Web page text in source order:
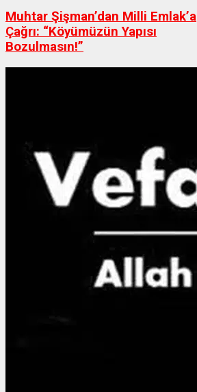
Muhtar Şişman’dan Milli Emlak’a
Çağrı: “Köyümüzün Yapısı
Bozulmasın!”